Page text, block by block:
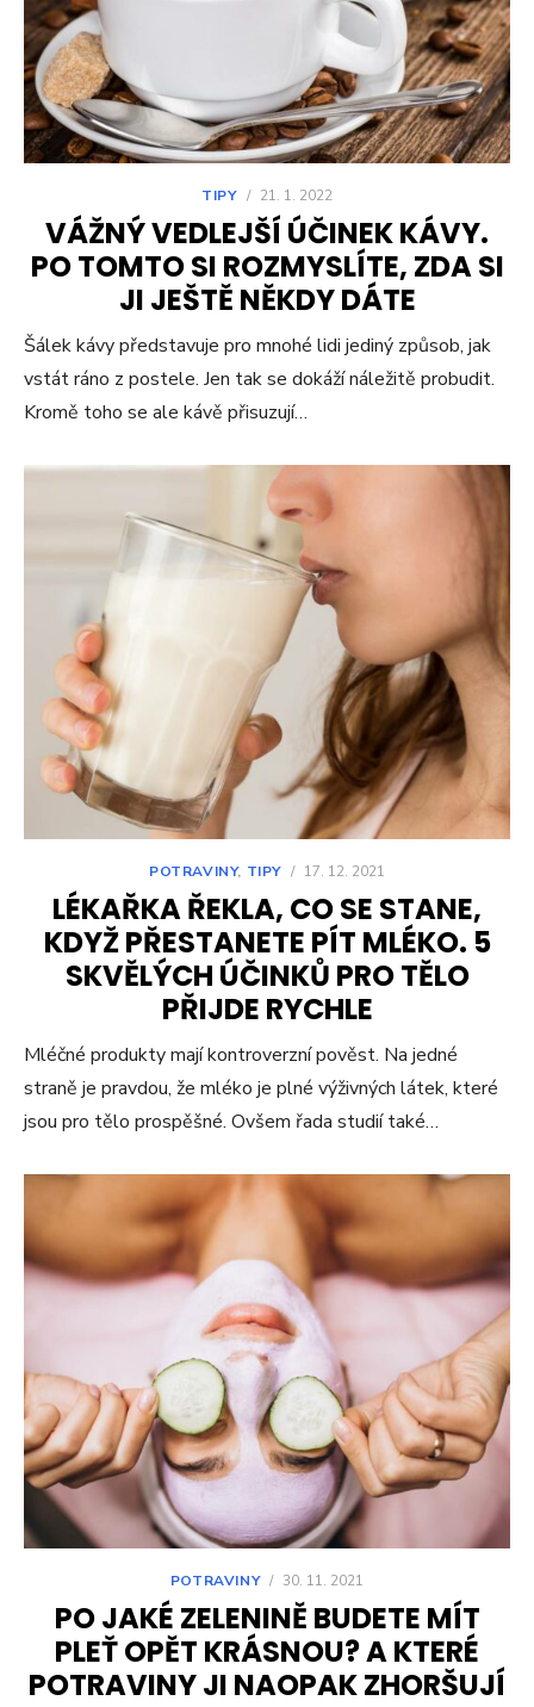
TIPY / 21. 1. 2022
VÁŽNÝ VEDLEJŠÍ ÚČINEK KÁVY.
PO TOMTO SI ROZMYSLÍTE, ZDA SI
JI JEŠTĚ NĚKDY DÁTE
Šálek kávy představuje pro mnohé lidi jediný způsob, jak
vstát ráno z postele. Jen tak se dokáží náležitě probudit.
Kromě toho se ale kávě přisuzují…
POTRAVINY, TIPY / 17. 12. 2021
LÉKAŘKA ŘEKLA, CO SE STANE,
KDYŽ PŘESTANETE PÍT MLÉKO. 5
SKVĚLÝCH ÚČINKŮ PRO TĚLO
PŘIJDE RYCHLE
Mléčné produkty mají kontroverzní pověst. Na jedné
straně je pravdou, že mléko je plné výživných látek, které
jsou pro tělo prospěšné. Ovšem řada studií také…
POTRAVINY / 30. 11. 2021
PO JAKÉ ZELENINĚ BUDETE MÍT
PLEŤ OPĚT KRÁSNOU? A KTERÉ
POTRAVINY JI NAOPAK ZHORŠUJÍ